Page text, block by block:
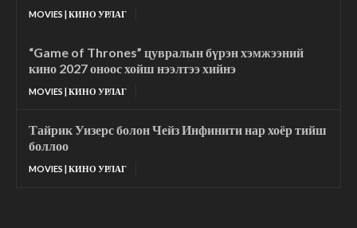
MOVIES | КИНО УРЛАГ
“Game of Thrones” цувралын бүрэн хэмжээний
кино 2027 оноос хойш нээлтээ хийнэ
MOVIES | КИНО УРЛАГ
Тайрик Уизерс болон Чейз Инфинити нар хоёр тийш
боллоо
MOVIES | КИНО УРЛАГ